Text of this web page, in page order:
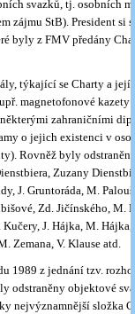
svazků, tj. osobních
zájmu StB). President si
byly z FMV předány
týkající se Charty a
magnetofonové kazety
zahraničními
o jejich existenci v
Rovněž byly
Zuzany
J. Gruntoráda, M.
Zd. Jičínského, M.
Kučery, J. Hájka, M.
Zemana, V. Klause atd.
1989 z jednání tzv.
odstraněny objektové
nejvýznamnější složka